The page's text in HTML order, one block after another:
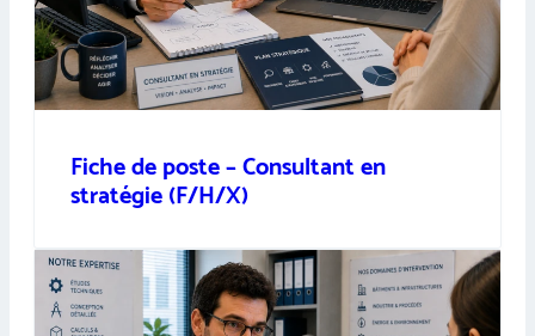
Fiche de poste – Consultant en
stratégie (F/H/X)